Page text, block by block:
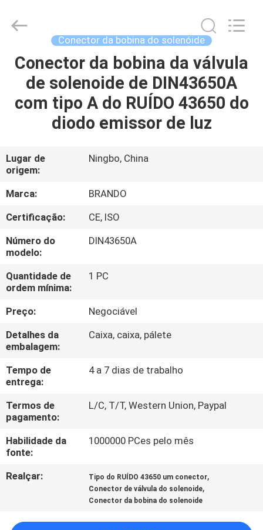
PARA
CASA
PRODUTOS
SOBRE
NÓS
VISITA
À
FÁBRICA
CONTROLE
DE
QUALIDADE
CONTACTE-
NOS
SOLICITE UM
ORÇAMENTO
COMPANY
Hardware
Reserved.
Conector da bobina do solenóide
Conector da bobina da válvula
de solenoide de DIN43650A
com tipo A do RUÍDO 43650 do
diodo emissor de luz
Lugar de
origem:
Ningbo, China
Marca:
BRANDO
Certificação:
CE, ISO
Número do
modelo:
DIN43650A
Quantidade de
ordem mínima:
1 PC
Preço:
Negociável
Detalhes da
embalagem:
Caixa, caixa, pálete
Tempo de
entrega:
4 a 7 dias de trabalho
Termos de
pagamento:
L/C, T/T, Western Union, Paypal
Habilidade da
fonte:
1000000 PCes pelo mês
Realçar: Tipo do RUÍDO 43650 um conector,
Conector de válvula do solenoide,
Conector da bobina do solenoide